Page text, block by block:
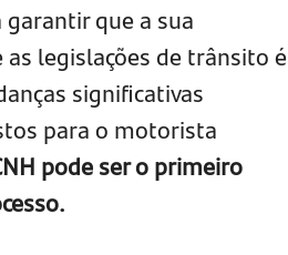
que a sua
legislações de trânsito é
significativas
para o motorista
pode ser o primeiro